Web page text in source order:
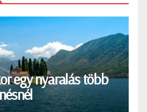
egy nyaralás több